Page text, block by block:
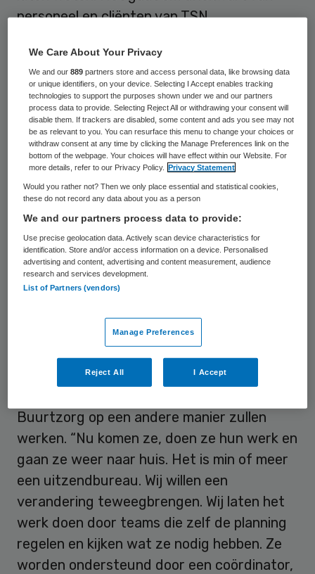
personeel en cliënten van TSN.
Buurtzorg heeft het voorstel maandag
naar de gemeenten gestuurd. Die hebben
twee weken om te reageren. Het bedrijf is
bereid de zorg van TSN over te nemen in
gemeenten die meer dan 21 euro per uur
willen betalen. TSN had eerder al geklaagd
dat gemeenten te weinig willen betalen
voor het werk dat de thuiszorgers doen.
Daardoor zou het bedrijf er geld op
toeleggen.
Het is niet bekend wat de plannen
betekenen voor het kwart dat Buurtzorg
niet overneemt. Het is ook nog niet duidelijk
wat er gebeurt met TSN zodra de
overname is afgerond.
Buurtzorg op een andere manier zullen
werken. “Nu komen ze, doen ze hun werk en
gaan ze weer naar huis. Het is min of meer
een uitzendbureau. Wij willen een
verandering teweegbrengen. Wij laten het
werk doen door teams die zelf de planning
regelen en kijken wat ze nodig hebben. Ze
worden ondersteund door een coördinator,
We Care About Your Privacy
We and our889 partners store and access personal data, like browsing data
or unique identifiers, on your device. Selecting I Accept enables tracking
technologies to support the purposes shown under we and our partners
process data to provide. Selecting Reject All or withdrawing your consent will
disable them. If trackers are disabled, some content and ads you see may not
be as relevant to you. You can resurface this menu to change your choices or
withdraw consent at any time by clicking the Manage Preferences link on the
bottom of the webpage. Your choices will have effect within our Website. For
more details, refer to our Privacy Policy.
Privacy Statement
Would you rather not? Then we only place essential and statistical cookies,
these do not record any data about you as a person
We and our partners process data to provide:
Use precise geolocation data. Actively scan device characteristics for
identification. Store and/or access information on a device. Personalised
advertising and content, advertising and content measurement, audience
research and services development.
List of Partners (vendors)
Manage Preferences
Reject All I Accept